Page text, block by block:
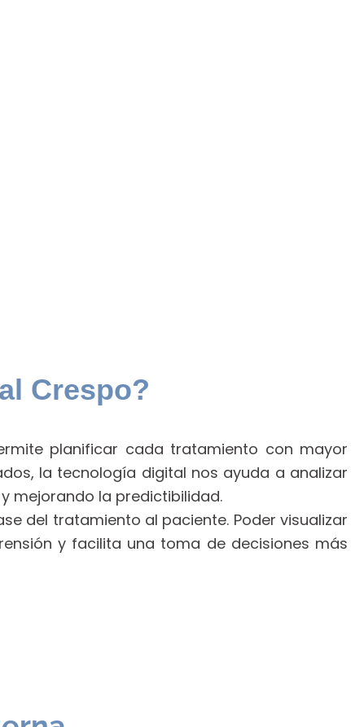
Crespo?
planificar cada tratamiento con mayor
la tecnología digital nos ayuda a analizar
mejorando la predictibilidad.
del tratamiento al paciente. Poder visualizar
y facilita una toma de decisiones más